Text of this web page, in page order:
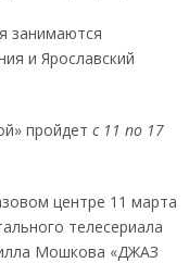
занимаются
и Ярославский
пройдет с 11 по 17
центре 11 марта
телесериала
Мошкова «ДЖАЗ